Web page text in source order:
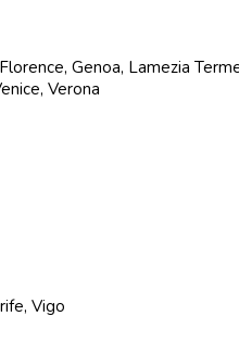
Genoa, Lamezia
Verona
Vigo